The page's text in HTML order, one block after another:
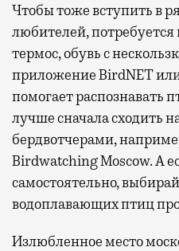
Чтобы тоже вступить в
любителей,
термос, обувь с
приложение BirdNET
помогает распознавать
лучше сначала сходить
бердвотчерами,
Birdwatching Moscow. А
самостоятельно,
водоплавающих птиц
Излюбленное место